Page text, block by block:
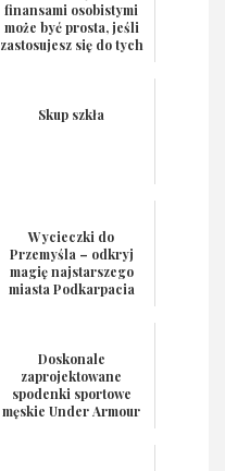
finansami osobistymi
może być prosta, jeśli
zastosujesz się do tych
Skup szkła
Wycieczki do
Przemyśla – odkryj
magię najstarszego
miasta Podkarpacia
Doskonale
zaprojektowane
spodenki sportowe
męskie Under Armour